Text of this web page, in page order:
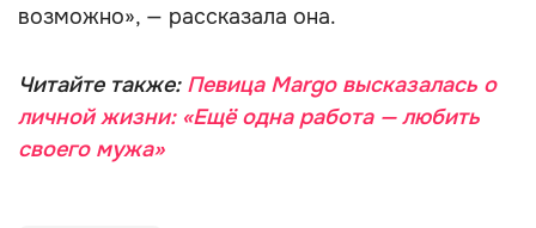
возможно», — рассказала она.
Читайте также: Певица Margo высказалась о
личной жизни: «Ещё одна работа — любить
своего мужа»